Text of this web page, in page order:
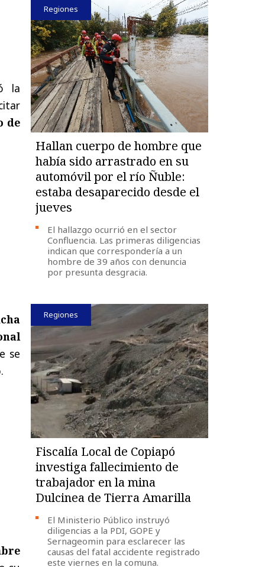
la
de
se
Regiones
Hallan cuerpo de hombre que
había sido arrastrado en su
automóvil por el río Ñuble:
estaba desaparecido desde el
jueves
El hallazgo ocurrió en el sector
Confluencia. Las primeras diligencias
indican que correspondería a un
hombre de 39 años con denuncia
por presunta desgracia.
Regiones
Fiscalía Local de Copiapó
investiga fallecimiento de
trabajador en la mina
Dulcinea de Tierra Amarilla
El Ministerio Público instruyó
diligencias a la PDI, GOPE y
Sernageomin para esclarecer las
causas del fatal accidente registrado
este viernes en la comuna.